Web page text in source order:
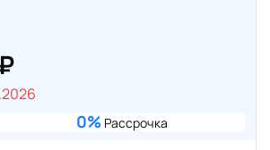
0% Рассрочка